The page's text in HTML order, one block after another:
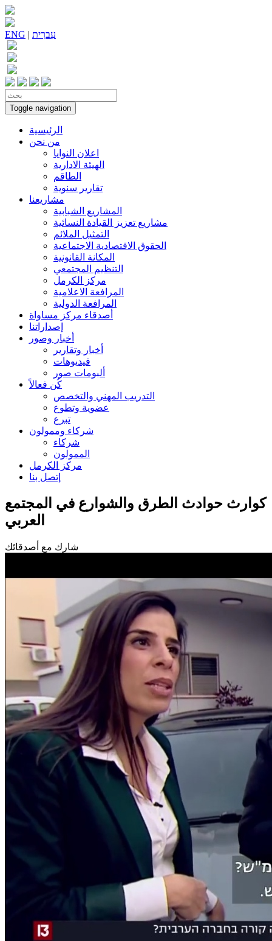
ENG | עִברִית
Toggle navigation
الرئيسية
من نحن
اعلان النوايا
الهيئة الادارية
الطاقم
تقارير سنوية
مشاريعنا
المشاريع الشبابية
مشاريع تعزيز القيادة النسائية
التمثيل الملائم
الحقوق الاقتصادية الاجتماعية
المكانة القانونية
التنظيم المجتمعي
مركز الكرمل
المرافعة الاعلامية
المرافعة الدولية
أصدقاء مركز مساواة
إصداراتنا
أخبار وصور
أخبار وتقارير
فيديوهات
ألبومات صور
كُن فعالاً
التدريب المهني والتخصص
عضوية وتطوع
تبرع
شركاء وممولون
شركاء
الممولون
مركز الكرمل
إتصل بنا
كوارث حوادث الطرق والشوارع في المجتمع
العربي
شارك مع أصدقائك